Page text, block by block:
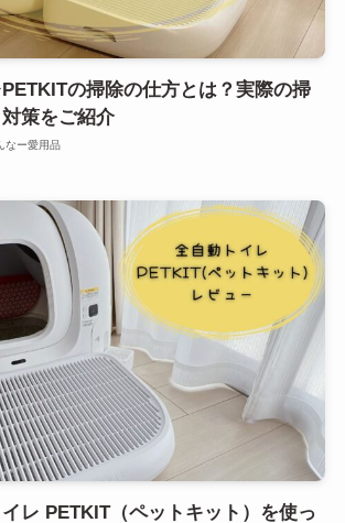
の掃除の仕方とは？実際の掃
策をご紹介
なー愛用品
レ PETKIT（ペットキット）を使っ